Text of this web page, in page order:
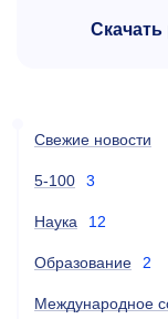
Скачать
Свежие новости
5-100 3
Наука 12
Образование 2
Международное